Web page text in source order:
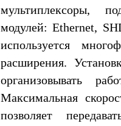
мультиплексоры,
модулей: Ethernet,
используется
расширения.
организовывать
Максимальная
позволяет